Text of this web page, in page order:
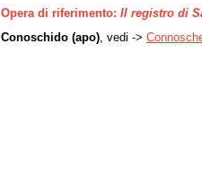
Opera di riferimento: Il registro di
Conoschido (apo) , vedi ->